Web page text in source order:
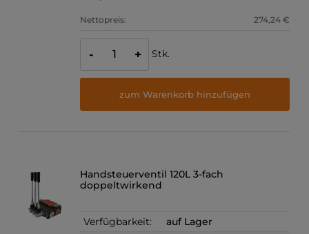
Nettopreis: 274,24 €
- + Stk.
zum Warenkorb hinzufügen
Handsteuerventil 120L 3-fach
doppeltwirkend
Verfügbarkeit:
auf Lager